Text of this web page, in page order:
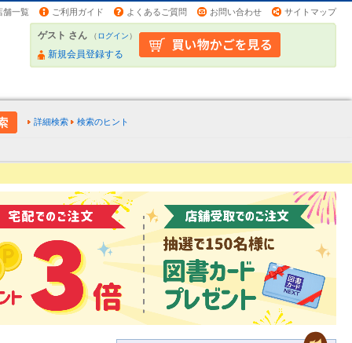
舗一覧 ご利用ガイド よくあるご質問 お問い合わせ サイトマップ
ゲスト さん （ログイン）
新規会員登録する
詳細検索 検索のヒント